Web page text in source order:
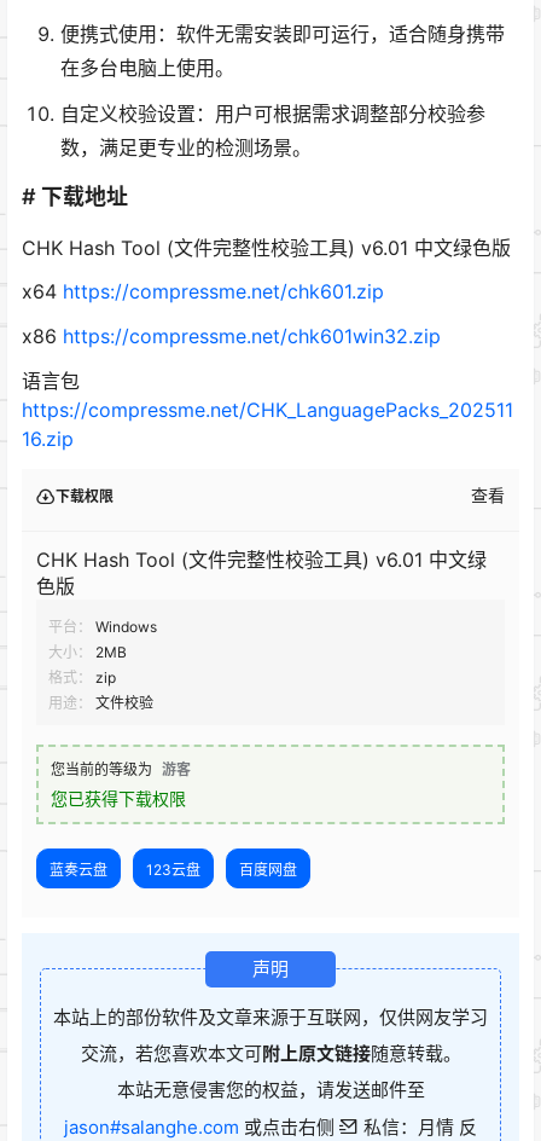
便携式使用：软件无需安装即可运行，适合随身携带
在多台电脑上使用。
自定义校验设置：用户可根据需求调整部分校验参
数，满足更专业的检测场景。
# 下载地址
CHK Hash Tool (文件完整性校验工具) v6.01 中文绿色版
x64 https://compressme.net/chk601.zip
x86 https://compressme.net/chk601win32.zip
语言包
https://compressme.net/CHK_LanguagePacks_202511
16.zip
下载权限 查看
CHK Hash Tool (文件完整性校验工具) v6.01 中文绿
色版
平台：
Windows
大小：
2MB
格式：
zip
用途：
文件校验
您当前的等级为 游客
您已获得下载权限
蓝奏云盘 123云盘 百度网盘
声明
本站上的部份软件及文章来源于互联网，仅供网友学习
交流，若您喜欢本文可附上原文链接随意转载。
本站无意侵害您的权益，请发送邮件至
jason#salanghe.com 或点击右侧
私信：月情 反